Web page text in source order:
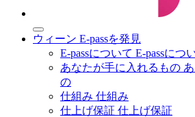
ウィーン E-passを発見
E-passについて E-passにつ
あなたが手に入れるもの
の
仕組み 仕組み
仕上げ保証 仕上げ保証